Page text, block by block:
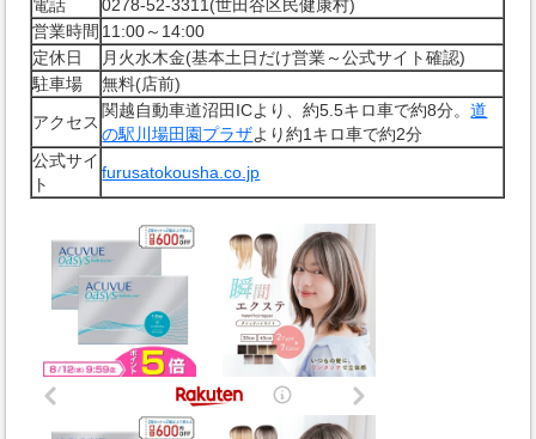
電話
0278-52-3311(世田谷区民健康村)
営業時間 11:00～14:00
定休日
月火水木金(基本土日だけ営業～公式サイト確認)
駐車場
無料(店前)
アクセス
関越自動車道沼田ICより、約5.5キロ車で約8分。道
の駅川場田園プラザより約1キロ車で約2分
公式サイ
ト
furusatokousha.co.jp